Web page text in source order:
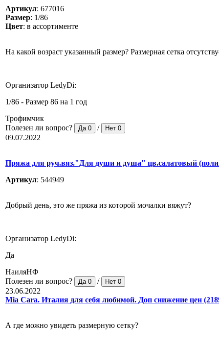
Артикул: 677016
Размер: 1/86
Цвет: в ассортименте
На какой возраст указанный размер? Размерная сетка
Организатор LedyDi:
1/86 - Размер 86 на 1 год
Трофимчик
Полезен ли вопрос?
Да 0 / Нет 0
09.07.2022
Пряжа для руч.вяз."Для души и душа" цв.салатовый
Артикул: 544949
Добрый день, это же пряжа из которой мочалки вяжут?
Организатор LedyDi:
Да
НаиляНФ
Полезен ли вопрос?
Да 0 / Нет 0
23.06.2022
Mia Cara. Италия для себя любимой. Доп снижение цен
А где можно увидеть размерную сетку?